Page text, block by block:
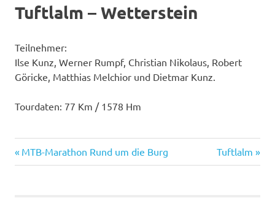
Tuftlalm – Wetterstein
Teilnehmer:
Ilse Kunz, Werner Rumpf, Christian Nikolaus, Robert
Göricke, Matthias Melchior und Dietmar Kunz.
Tourdaten: 77 Km / 1578 Hm
Beitragsnavigation
Vorheriger
Beitrag:
MTB-Marathon Rund um die Burg
Nächster
Beitrag:
Tuftlalm